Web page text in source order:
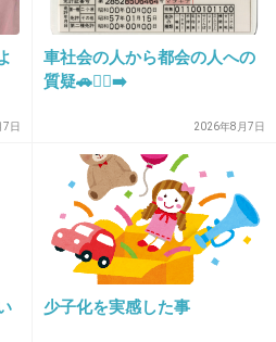
なかったり…
一シリーズでした！
+108
日
車社会の人から都会の人への
質疑🚗🏃‍♀️‍➡️
2026年8月7日
少子化を実感した事